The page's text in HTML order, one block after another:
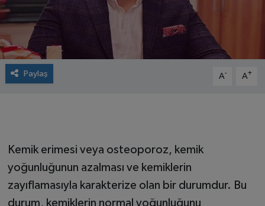
Paylaş A- A+
Kemik erimesi veya osteoporoz, kemik
yoğunluğunun azalması ve kemiklerin
zayıflamasıyla karakterize olan bir durumdur. Bu
durum, kemiklerin normal yoğunluğunu